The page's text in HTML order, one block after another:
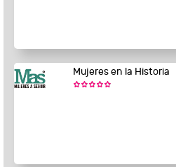
Mujeres en la Historia